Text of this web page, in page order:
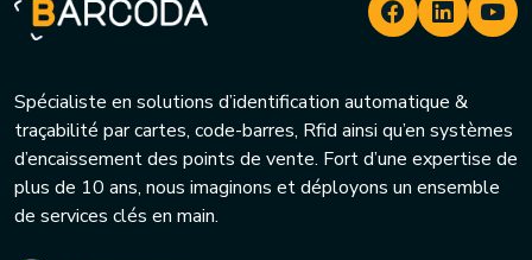
Spécialiste en solutions d’identification automatique &
traçabilité par cartes, code-barres, Rfid ainsi qu’en systèmes
d’encaissement des points de vente. Fort d’une expertise de
plus de 10 ans, nous imaginons et déployons un ensemble
de services clés en main.